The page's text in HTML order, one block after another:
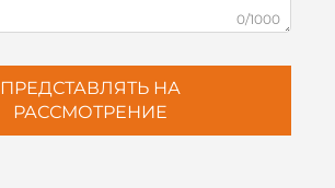
0/1000
ПРЕДСТАВЛЯТЬ НА
РАССМОТРЕНИЕ